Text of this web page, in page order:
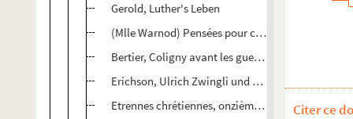
Gerold, Luther's Leben
(Mlle Warnod) Pensées pour chaque jour
Bertier, Coligny avant les guerres de religion
Erichson, Ulrich Zwingli und die Elsaener
Etrennes chrétiennes, onzième année
Citer ce